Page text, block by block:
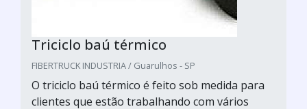
Triciclo baú térmico
FIBERTRUCK INDUSTRIA / Guarulhos - SP
O triciclo baú térmico é feito sob medida para
clientes que estão trabalhando com vários